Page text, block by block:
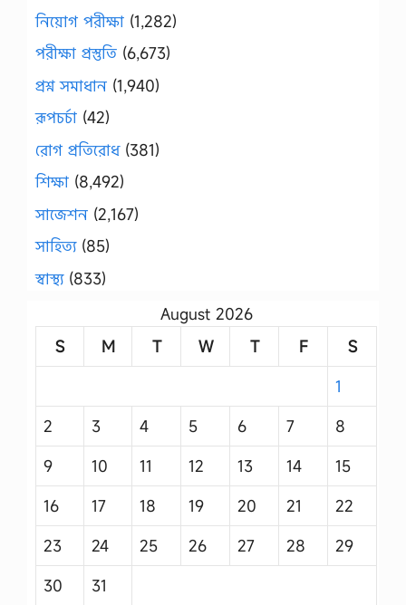
নিয়োগ পরীক্ষা (1,282)
পরীক্ষা প্রস্তুতি (6,673)
প্রশ্ন সমাধান (1,940)
রূপচর্চা (42)
রোগ প্রতিরোধ(381)
শিক্ষা (8,492)
সাজেশন (2,167)
সাহিত্য(85)
স্বাস্থ্য(833)
August 2026
S
M T W T F
S
1
2
3 4 5 6 7
8
9
10 11 12 13 14
15
16
17 18 19 20 21
22
23
24 25 26 27 28
29
30
31